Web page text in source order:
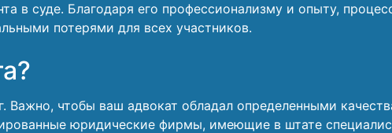
в суде. Благодаря его профессионализму и опыту,
потерями для всех участников.
Важно, чтобы ваш адвокат обладал определенными
юридические фирмы, имеющие в штате